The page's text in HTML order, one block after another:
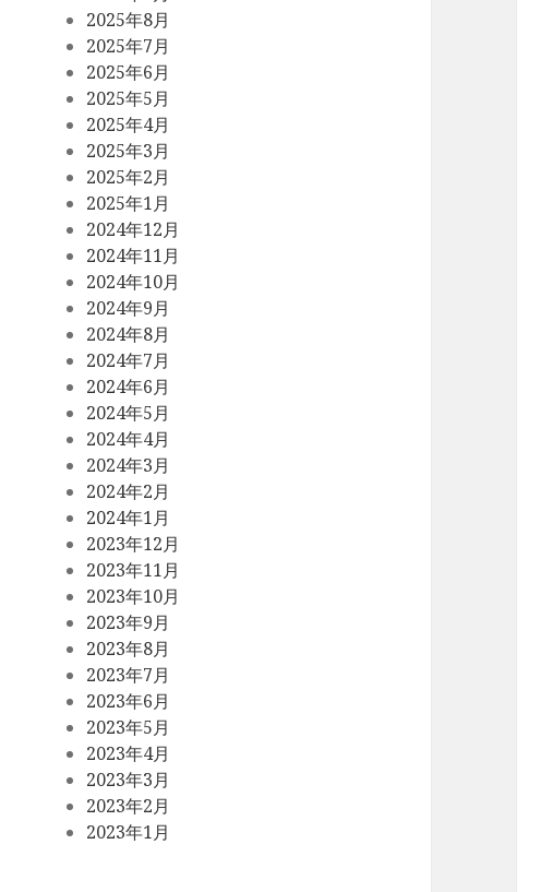
2025年8月
2025年7月
2025年6月
2025年5月
2025年4月
2025年3月
2025年2月
2025年1月
2024年12月
2024年11月
2024年10月
2024年9月
2024年8月
2024年7月
2024年6月
2024年5月
2024年4月
2024年3月
2024年2月
2024年1月
2023年12月
2023年11月
2023年10月
2023年9月
2023年8月
2023年7月
2023年6月
2023年5月
2023年4月
2023年3月
2023年2月
2023年1月